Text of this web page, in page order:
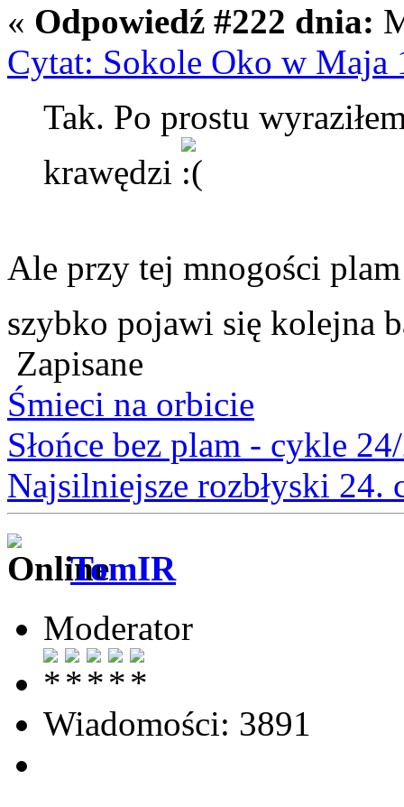
« Odpowiedź #222 dnia:
Cytat: Sokole Oko w Maja
Tak. Po prostu
krawędzi
Ale przy tej mnogości
szybko pojawi się kolejna
Zapisane
Śmieci na orbicie
Słońce bez plam - cykle
Najsilniejsze rozbłyski 24.
TomIR
Moderator
Wiadomości: 3891